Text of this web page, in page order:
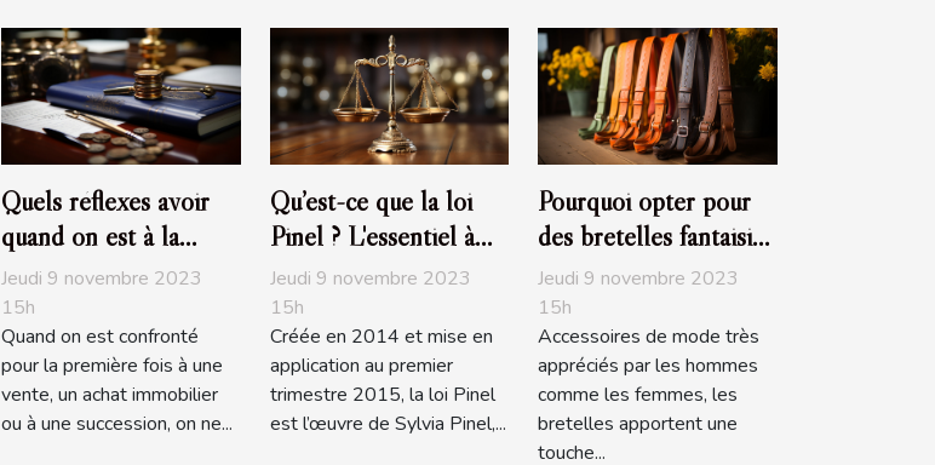
Quels réflexes avoir
quand on est à la
recherche d’un bon
notaire ?
Jeudi 9 novembre 2023
15h
Quand on est confronté
pour la première fois à une
vente, un achat immobilier
ou à une succession, on ne...
Qu’est-ce que la loi
Pinel ? L'essentiel à
savoir
Jeudi 9 novembre 2023
15h
Créée en 2014 et mise en
application au premier
trimestre 2015, la loi Pinel
est l’œuvre de Sylvia Pinel,...
Pourquoi opter pour
des bretelles fantaisies
?
Jeudi 9 novembre 2023
15h
Accessoires de mode très
appréciés par les hommes
comme les femmes, les
bretelles apportent une
touche...